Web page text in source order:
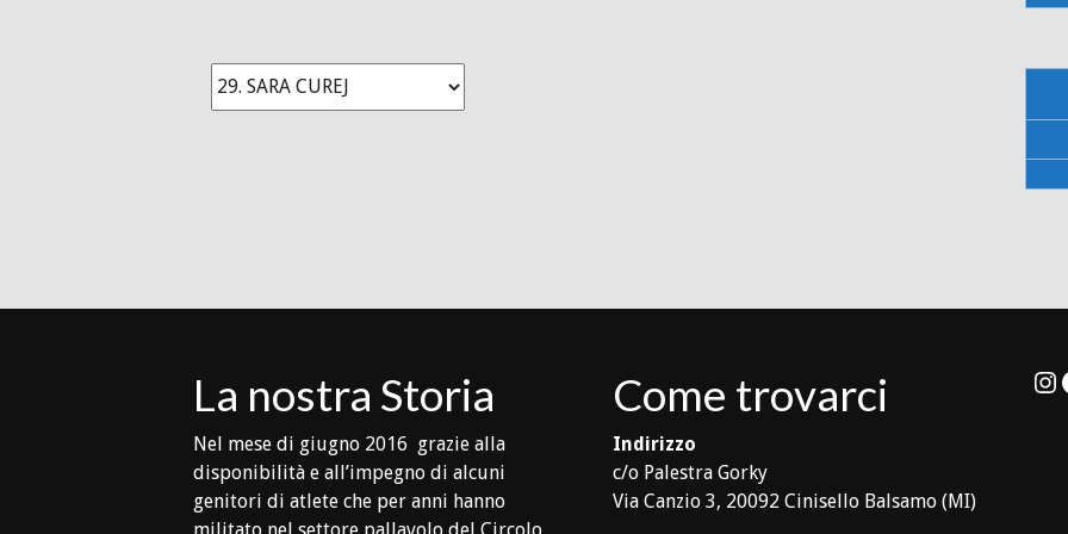
La nostra Storia
Nel mese di giugno 2016 grazie alla
disponibilità e all’impegno di alcuni
genitori di atlete che per anni hanno
Come trovarci
Indirizzo
c/o Palestra Gorky
Via Canzio 3, 20092 Cinisello Balsamo (MI)